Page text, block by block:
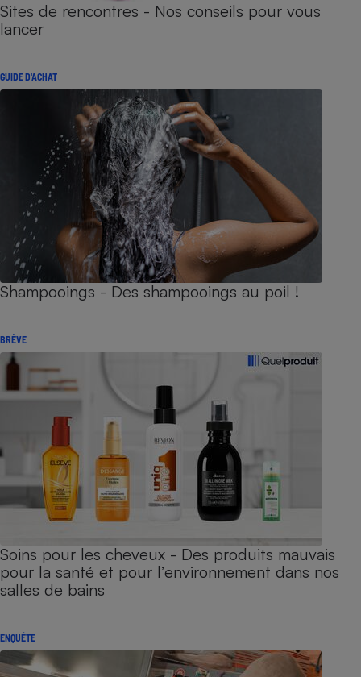
Sites de rencontres - Nos conseils pour vous
lancer
GUIDE D'ACHAT
Shampooings - Des shampooings au poil !
BRÈVE
Soins pour les cheveux - Des produits mauvais
pour la santé et pour l’environnement dans nos
salles de bains
ENQUÊTE